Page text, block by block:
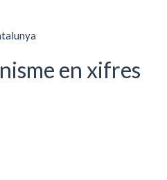
en xifres